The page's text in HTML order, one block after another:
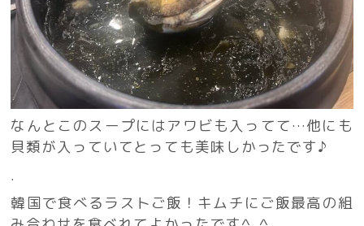
なんとこのスープにはアワビも入ってて…他にも
貝類が入っていてとっても美味しかったです♪
.
韓国で食べるラストご飯！キムチにご飯最高の組